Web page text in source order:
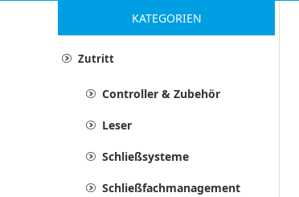
KATEGORIEN
Zutritt
Controller & Zubehör
Leser
Schließsysteme
Schließfachmanagement